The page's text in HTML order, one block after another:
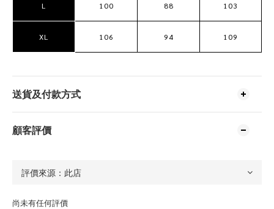
L 100 88 103
XL 106 94 109
送貨及付款方式
顧客評價
尚未有任何評價